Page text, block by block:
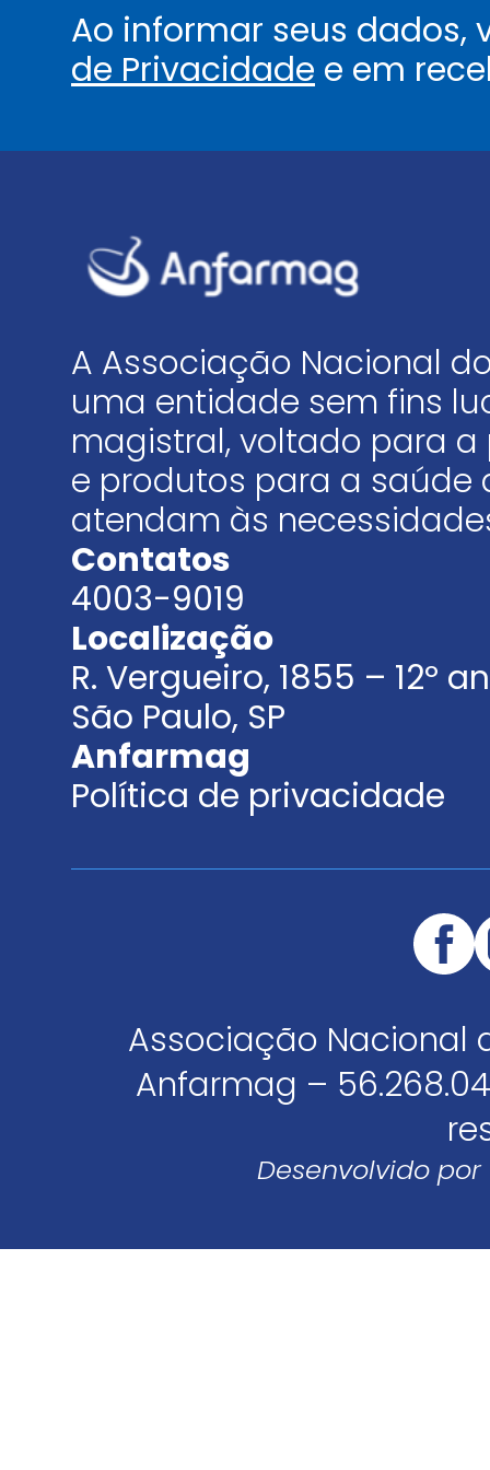
Ao informar seus
de Privacidade e em
A Associação Nacional
uma entidade sem fins
magistral, voltado para
e produtos para a saúde
atendam às
Contatos
4003-9019
Localização
R. Vergueiro, 1855 – 12º
São Paulo, SP
Anfarmag
Política de privacidade
Associação Nacional
Anfarmag –
Desenvolvido por